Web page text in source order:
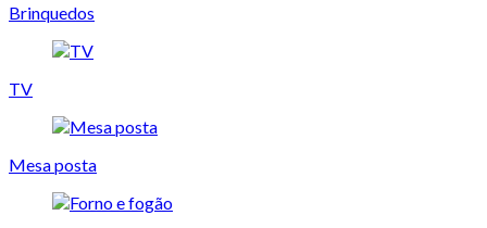
Brinquedos
TV
Mesa posta